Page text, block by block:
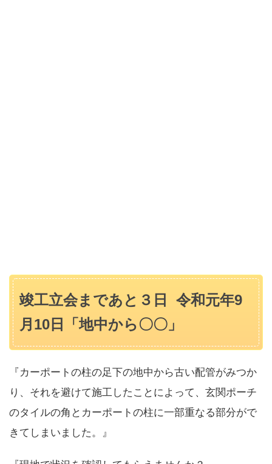
竣工立会まであと３日 令和元年9
月10日「地中から〇〇」
『カーポートの柱の足下の地中から古い配管がみつか
り、それを避けて施工したことによって、玄関ポーチ
のタイルの角とカーポートの柱に一部重なる部分がで
きてしまいました。』